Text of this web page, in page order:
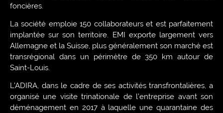
foncières.
La société emploie 150 collaborateurs et est parfaitement
implantée sur son territoire. EMI exporte largement vers
Allemagne et la Suisse, plus généralement son marché est
transrégional dans un périmètre de 350 km autour de
Saint-Louis.
L’ADIRA, dans le cadre de ses activités transfrontalières, a
organisé une visite trinationale de l’entreprise avant son
déménagement en 2017 à laquelle une quarantaine des